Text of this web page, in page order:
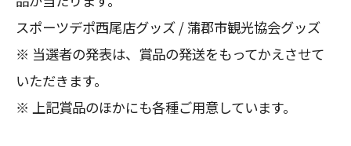
スポーツデポ⻄尾店グッズ / 蒲郡市観光協会グッズ
※ 当選者の発表は、賞品の発送をもってかえさせて
いただきます。
※ 上記賞品のほかにも各種ご用意しています。